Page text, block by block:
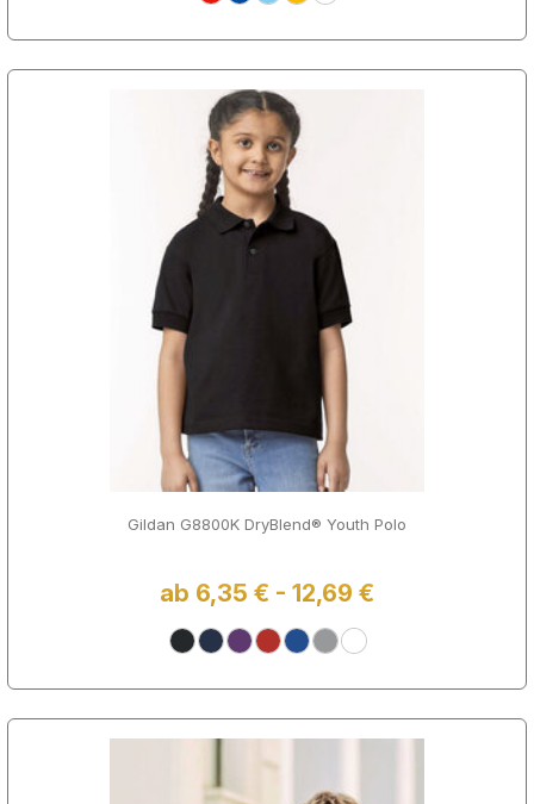
Gildan G8800K DryBlend® Youth Polo
ab 6,35 € - 12,69 €